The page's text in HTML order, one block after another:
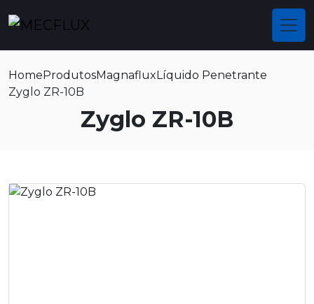
HomeProdutosMagnafluxLíquido Penetrante
Zyglo ZR-10B
Zyglo ZR-10B